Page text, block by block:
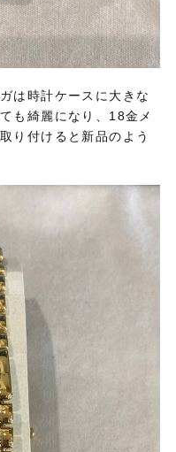
は時計ケースに大きな
も綺麗になり、18金メ
り付けると新品のよう